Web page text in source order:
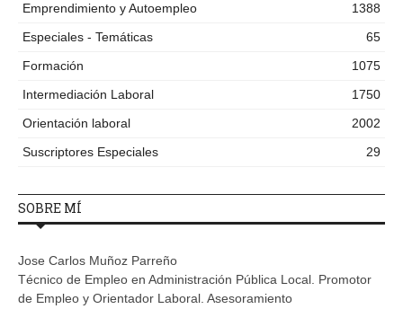
Emprendimiento y Autoempleo
1388
Especiales - Temáticas
65
Formación
1075
Intermediación Laboral
1750
Orientación laboral
2002
Suscriptores Especiales
29
SOBRE MÍ
Jose Carlos Muñoz Parreño
Técnico de Empleo en Administración Pública Local. Promotor
de Empleo y Orientador Laboral. Asesoramiento